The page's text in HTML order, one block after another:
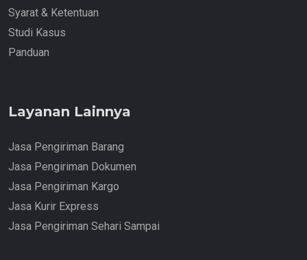
Syarat & Ketentuan
Studi Kasus
Panduan
Layanan Lainnya
Jasa Pengiriman Barang
Jasa Pengiriman Dokumen
Jasa Pengiriman Kargo
Jasa Kurir Express
Jasa Pengiriman Sehari Sampai